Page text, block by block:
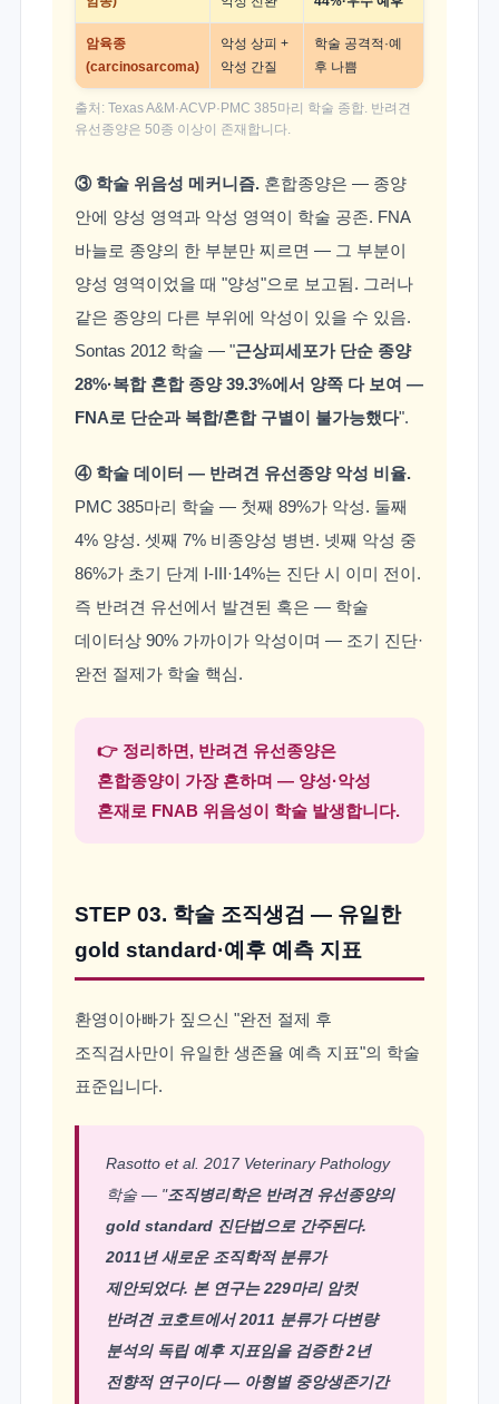
암육종
(carcinosarcoma)
악성 상피 +
악성 간질
학술 공격적·예
후 나쁨
출처: Texas A&M·ACVP·PMC 385마리 학술 종합. 반려견
유선종양은 50종 이상이 존재합니다.
③ 학술 위음성 메커니즘.혼합종양은 — 종양
안에 양성 영역과 악성 영역이 학술 공존. FNA
바늘로 종양의 한 부분만 찌르면 — 그 부분이
양성 영역이었을 때 "양성"으로 보고됨. 그러나
같은 종양의 다른 부위에 악성이 있을 수 있음.
Sontas 2012 학술 — "근상피세포가 단순 종양
28%·복합 혼합 종양 39.3%에서 양쪽 다 보여 —
FNA로 단순과 복합/혼합 구별이 불가능했다".
④ 학술 데이터 — 반려견 유선종양 악성 비율.
PMC 385마리 학술 — 첫째 89%가 악성. 둘째
4% 양성. 셋째 7% 비종양성 병변. 넷째 악성 중
86%가 초기 단계 I-III·14%는 진단 시 이미 전이.
즉 반려견 유선에서 발견된 혹은 — 학술
데이터상 90% 가까이가 악성이며 — 조기 진단·
완전 절제가 학술 핵심.
👉 정리하면, 반려견 유선종양은
혼합종양이 가장 흔하며 — 양성·악성
혼재로 FNAB 위음성이 학술 발생합니다.
STEP 03. 학술 조직생검 — 유일한
gold standard·예후 예측 지표
환영이아빠가 짚으신 "완전 절제 후
조직검사만이 유일한 생존율 예측 지표"의 학술
표준입니다.
Rasotto et al. 2017 Veterinary Pathology
학술 — "조직병리학은 반려견 유선종양의
gold standard 진단법으로 간주된다.
2011년 새로운 조직학적 분류가
제안되었다. 본 연구는 229마리 암컷
반려견 코호트에서 2011 분류가 다변량
분석의 독립 예후 지표임을 검증한 2년
전향적 연구이다 — 아형별 중앙생존기간